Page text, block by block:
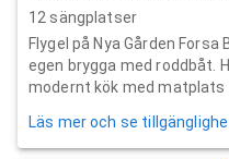
12 sängplatser
Flygel på Nya Gården
egen brygga med roddbåt.
modernt kök med matplats
Läs mer och se